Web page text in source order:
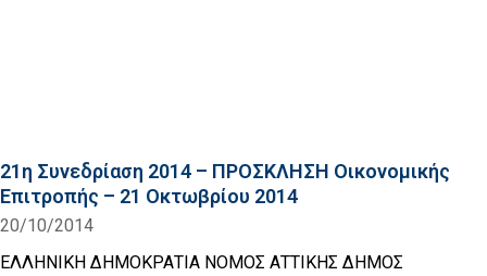
21η Συνεδρίαση 2014 – ΠΡΟΣΚΛΗΣΗ Οικονομικής
Επιτροπής – 21 Οκτωβρίου 2014
20/10/2014
ΕΛΛΗΝΙΚΗ ΔΗΜΟΚΡΑΤΙΑ ΝΟΜΟΣ ΑΤΤΙΚΗΣ ΔΗΜΟΣ